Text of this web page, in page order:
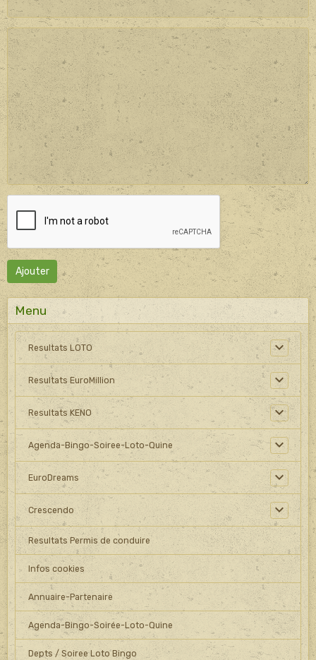
Ajouter
Menu
Resultats LOTO
Resultats EuroMillion
Resultats KENO
Agenda-Bingo-Soiree-Loto-Quine
EuroDreams
Crescendo
Resultats Permis de conduire
Infos cookies
Annuaire-Partenaire
Agenda-Bingo-Soirée-Loto-Quine
Depts / Soiree Loto Bingo